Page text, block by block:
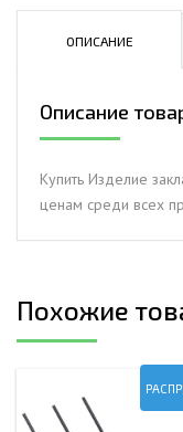
закладное
ОПИСАНИЕ
Описание
Купить Изделие
ценам среди всех
Похожие